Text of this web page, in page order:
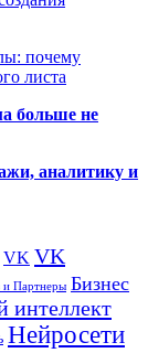
почему
листа
больше не
аналитику и
VK VK
Партнеры Бизнес
интеллект
Нейросети